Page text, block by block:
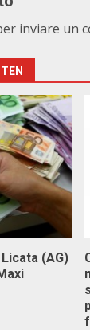
inviare un
(AG)